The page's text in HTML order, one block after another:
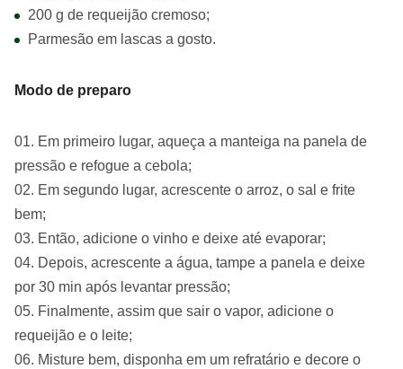
200 g de requeijão cremoso;
Parmesão em lascas a gosto.
Modo de preparo
Em primeiro lugar, aqueça a manteiga na panela de
pressão e refogue a cebola;
Em segundo lugar, acrescente o arroz, o sal e frite
bem;
Então, adicione o vinho e deixe até evaporar;
Depois, acrescente a água, tampe a panela e deixe
por 30 min após levantar pressão;
Finalmente, assim que sair o vapor, adicione o
requeijão e o leite;
Misture bem, disponha em um refratário e decore o